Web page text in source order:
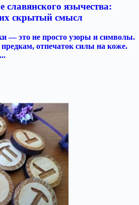
славянского язычества:
скрытый смысл
— это не просто узоры и символы.
предкам, отпечаток силы на коже.